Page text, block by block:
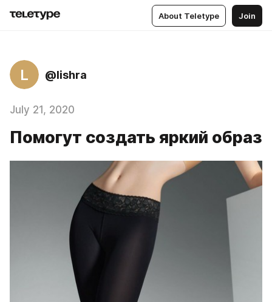
About Teletype Join
L @lishra
July 21, 2020
Помогут создать яркий образ